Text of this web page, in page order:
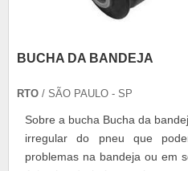
BUCHA DA BANDEJA
RTO / SÃO PAULO - SP
Sobre a bucha Bucha da
irregular do pneu que
problemas na bandeja ou em